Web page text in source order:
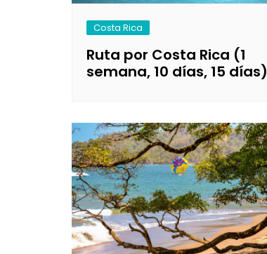
Costa Rica
Ruta por Costa Rica (1
semana, 10 días, 15 días)